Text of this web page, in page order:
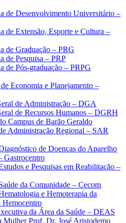
de Desenvolvimento Universitário –
de Extensão, Esporte e Cultura –
de Graduação – PRG
de Pesquisa – PRP
de Pós-graduação – PRPG
Economia e Planejamento –
de Administração – DGA
de Recursos Humanos – DGRH
Campus de Barão Geraldo
Administração Regional – SAR
de Doenças do Aparelho
Gastrocentro
e Pesquisas em Reabilitação –
da Comunidade – Cecom
e Hemoterapia da
da Área da Saúde – DEAS
Mulher Prof. Dr. José Aristodemo